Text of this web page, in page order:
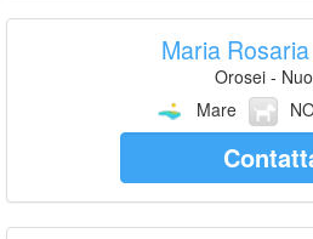
Maria Rosaria
Orosei -
Mare